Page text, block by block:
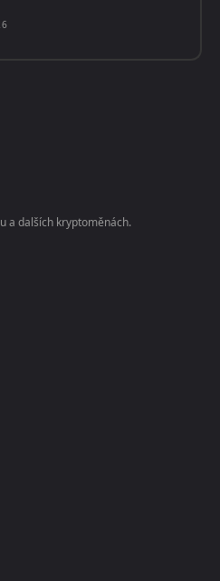
a dalších kryptoměnách.